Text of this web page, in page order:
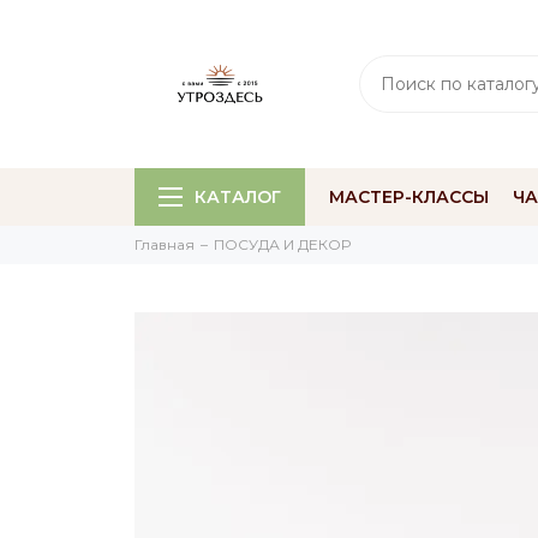
КАТАЛОГ МАСТЕР-КЛАССЫ
Главная ПОСУДА И ДЕКОР